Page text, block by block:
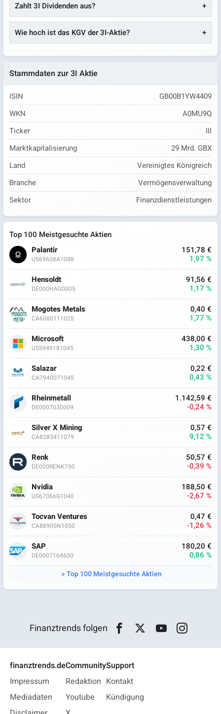
Zahlt 3I Dividenden aus?
Wie hoch ist das KGV der 3I-Aktie?
Stammdaten zur 3I Aktie
ISIN
GB00B1YW4409
WKN
A0MU9Q
Ticker
III
Marktkapitalisierung
29 Mrd. GBX
Land
Vereinigtes Königreich
Branche
Vermögensverwaltung
Sektor
Finanzdienstleistungen
Top 100 Meistgesuchte Aktien
Palantir
US69608A1088
151,78 €
1,97 %
Hensoldt
DE000HAG0005
91,56 €
1,17 %
Mogotes Metals
CA6080111025
0,40 €
1,77 %
Microsoft
US5949181045
438,00 €
1,30 %
Salazar
CA7940071045
0,22 €
0,43 %
Rheinmetall
DE0007030009
1.142,59 €
-0,24 %
Silver X Mining
CA8283411079
0,57 €
9,12 %
Renk
DE000RENK730
50,57 €
-0,39 %
Nvidia
US67066G1040
188,50 €
-2,67 %
Tocvan Ventures
CA88900N1050
0,47 €
-1,26 %
SAP
DE0007164600
180,20 €
0,86 %
Top 100 Meistgesuchte Aktien
Finanztrends folgen
finanztrends.de
Impressum
Mediadaten
Community
Redaktion
Youtube
Support
Kontakt
Kündigung